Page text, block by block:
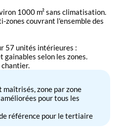
1000 m² sans climatisation.
zones couvrant l'ensemble des
57 unités intérieures :
selon les zones.
maîtrisés, zone par zone
pour tous les
référence pour le tertiaire